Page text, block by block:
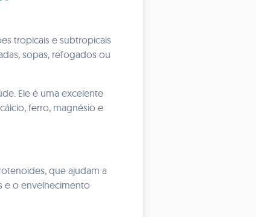
tropicais e subtropicais
sopas, refogados ou
Ele é uma excelente
ferro, magnésio e
que ajudam a
e o envelhecimento